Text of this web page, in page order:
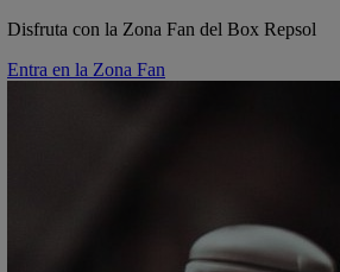
Disfruta con la Zona Fan del Box Repsol
Entra en la Zona Fan